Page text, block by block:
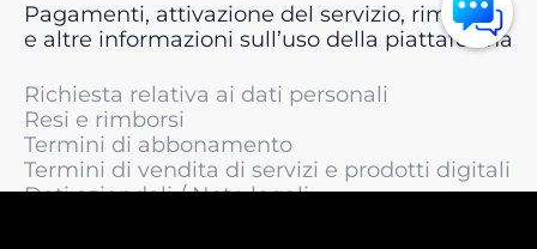
Pagamenti, attivazione del servizio, rimborsi
e altre informazioni sull’uso della piattaforma
Richiesta relativa ai dati personali
Resi e rimborsi
Termini di abbonamento
Termini di vendita di servizi e prodotti digitali
Dati aziendali / Note legali